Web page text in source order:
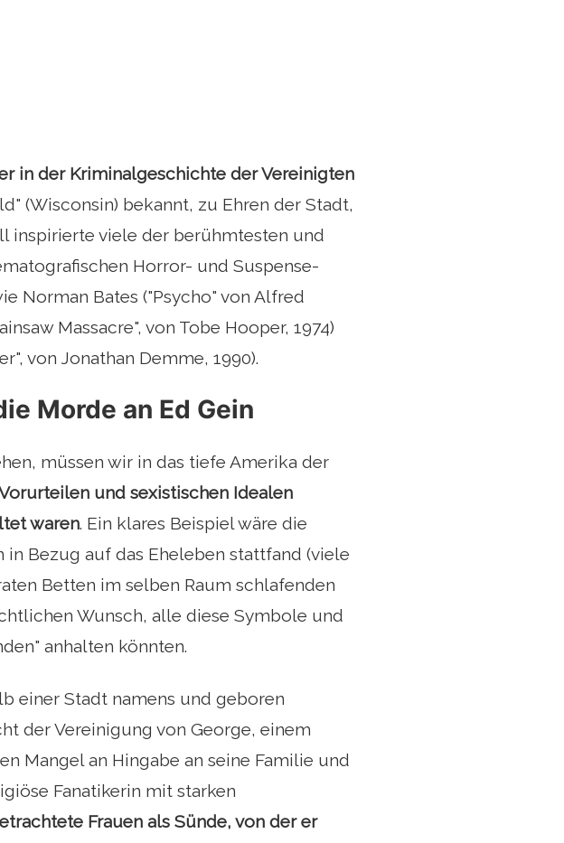
in der Kriminalgeschichte der Vereinigten
(Wisconsin) bekannt, zu Ehren der Stadt,
inspirierte viele der berühmtesten und
Horror- und Suspense-
Norman Bates ("Psycho" von Alfred
Massacre", von Tobe Hooper, 1974)
von Jonathan Demme, 1990).
Morde an Ed Gein
müssen wir in das tiefe Amerika der
und sexistischen Idealen
waren. Ein klares Beispiel wäre die
in Bezug auf das Eheleben stattfand (viele
Betten im selben Raum schlafenden
Wunsch, alle diese Symbole und
anhalten könnten.
einer Stadt namens und geboren
der Vereinigung von George, einem
Mangel an Hingabe an seine Familie und
Fanatikerin mit starken
Frauen als Sünde, von der er